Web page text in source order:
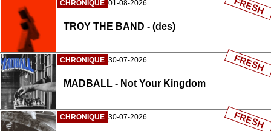
CHRONIQUE 01-08-2026
TROY THE BAND - (des)
FRESH
CHRONIQUE 30-07-2026
MADBALL - Not Your Kingdom
FRESH
CHRONIQUE 30-07-2026 FRESH